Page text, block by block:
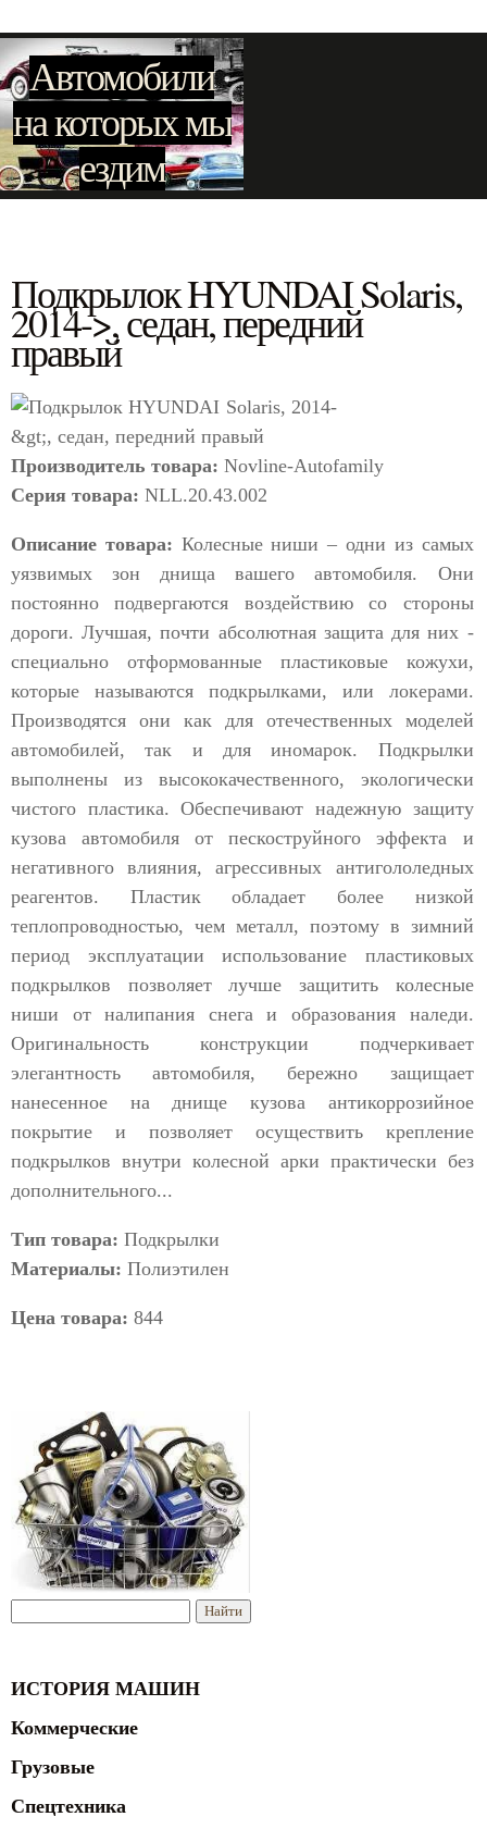
Автомобили
на которых мы
ездим
Подкрылок HYUNDAI Solaris,
2014->, седан, передний
правый
Производитель товара: Novline-Autofamily
Серия товара: NLL.20.43.002
Описание товара: Колесные ниши – одни из самых
уязвимых зон днища вашего автомобиля. Они
постоянно подвергаются воздействию со стороны
дороги. Лучшая, почти абсолютная защита для них -
специально отформованные пластиковые кожухи,
которые называются подкрылками, или локерами.
Производятся они как для отечественных моделей
автомобилей, так и для иномарок. Подкрылки
выполнены из высококачественного, экологически
чистого пластика. Обеспечивают надежную защиту
кузова автомобиля от пескоструйного эффекта и
негативного влияния, агрессивных антигололедных
реагентов. Пластик обладает более низкой
теплопроводностью, чем металл, поэтому в зимний
период эксплуатации использование пластиковых
подкрылков позволяет лучше защитить колесные
ниши от налипания снега и образования наледи.
Оригинальность конструкции подчеркивает
элегантность автомобиля, бережно защищает
нанесенное на днище кузова антикоррозийное
покрытие и позволяет осуществить крепление
подкрылков внутри колесной арки практически без
дополнительного...
Тип товара: Подкрылки
Материалы: Полиэтилен
Цена товара: 844
ИСТОРИЯ МАШИН
Коммерческие
Грузовые
Спецтехника